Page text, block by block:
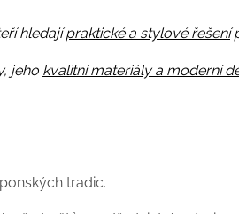
hledajípraktické a stylové řešení
jeho kvalitní materiály a moderní
tradic.